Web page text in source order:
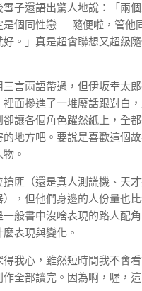
子還語出驚人地說：「兩
是個同性戀……隨便啦，管他
。」真是超會聯想又超級
言兩語帶過，但伊坂幸太
面摻進了一堆廢話跟對白
讓各個角色躍然紙上，全
地方吧。要說是喜歡這個
。
匪（還是真人測謊機、天
，但他們身邊的人份量也
般書中沒啥表現的路人配
表現與變化。
我心，雖然短時間我不會
全部讀完。因為啊，喔，這